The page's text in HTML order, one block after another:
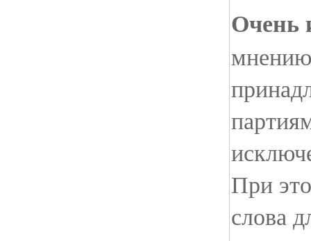
Очень
При
слова